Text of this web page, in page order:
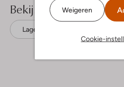
Weigeren
Cookie-
Bekijk meer
Lage sneakers